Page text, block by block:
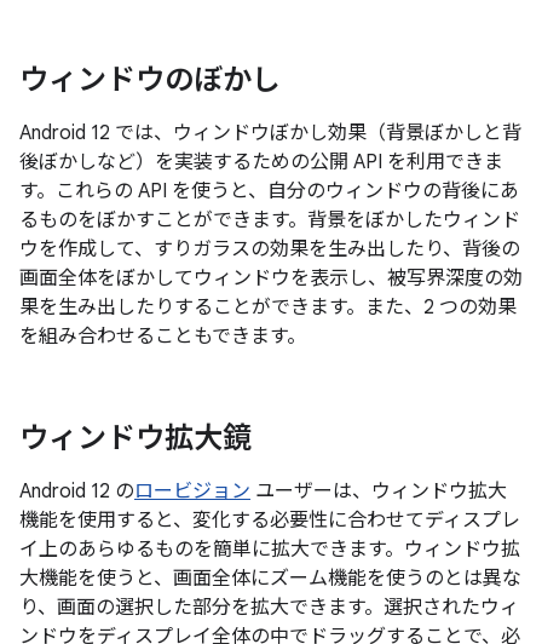
ウィンドウのぼかし
Android 12 では、ウィンドウぼかし効果（背景ぼかしと背
後ぼかしなど）を実装するための公開 API を利用できま
す。これらの API を使うと、自分のウィンドウの背後にあ
るものをぼかすことができます。背景をぼかしたウィンド
ウを作成して、すりガラスの効果を生み出したり、背後の
画面全体をぼかしてウィンドウを表示し、被写界深度の効
果を生み出したりすることができます。また、2 つの効果
を組み合わせることもできます。
ウィンドウ拡大鏡
Android 12 のロービジョン ユーザーは、ウィンドウ拡大
機能を使用すると、変化する必要性に合わせてディスプレ
イ上のあらゆるものを簡単に拡大できます。ウィンドウ拡
大機能を使うと、画面全体にズーム機能を使うのとは異な
り、画面の選択した部分を拡大できます。選択されたウィ
ンドウをディスプレイ全体の中でドラッグすることで、必